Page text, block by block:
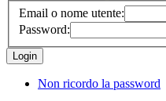
Email o nome utente:
Password:
Non ricordo la password